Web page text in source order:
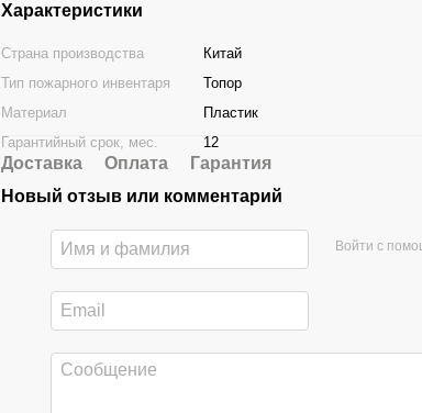
Характеристики
Страна производства
Китай
Тип пожарного инвентаря
Топор
Материал
Пластик
Гарантийный срок, мес.
12
Доставка Оплата
Гарантия
Новый отзыв или комментарий
Войти с